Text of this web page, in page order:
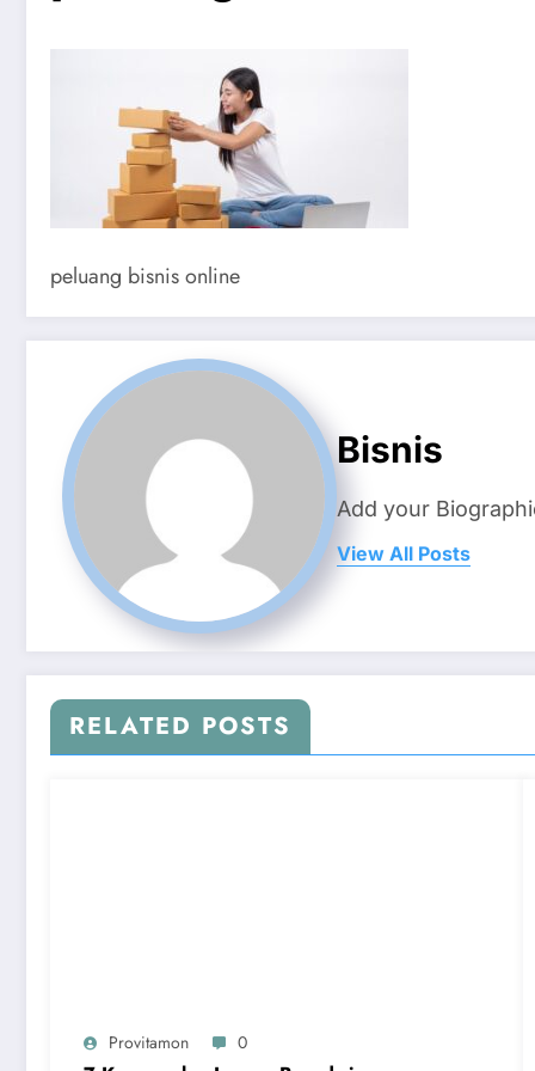
peluang bisnis online​
Bisnis
Add your
View All Posts
RELATED POSTS
Provitamon 0